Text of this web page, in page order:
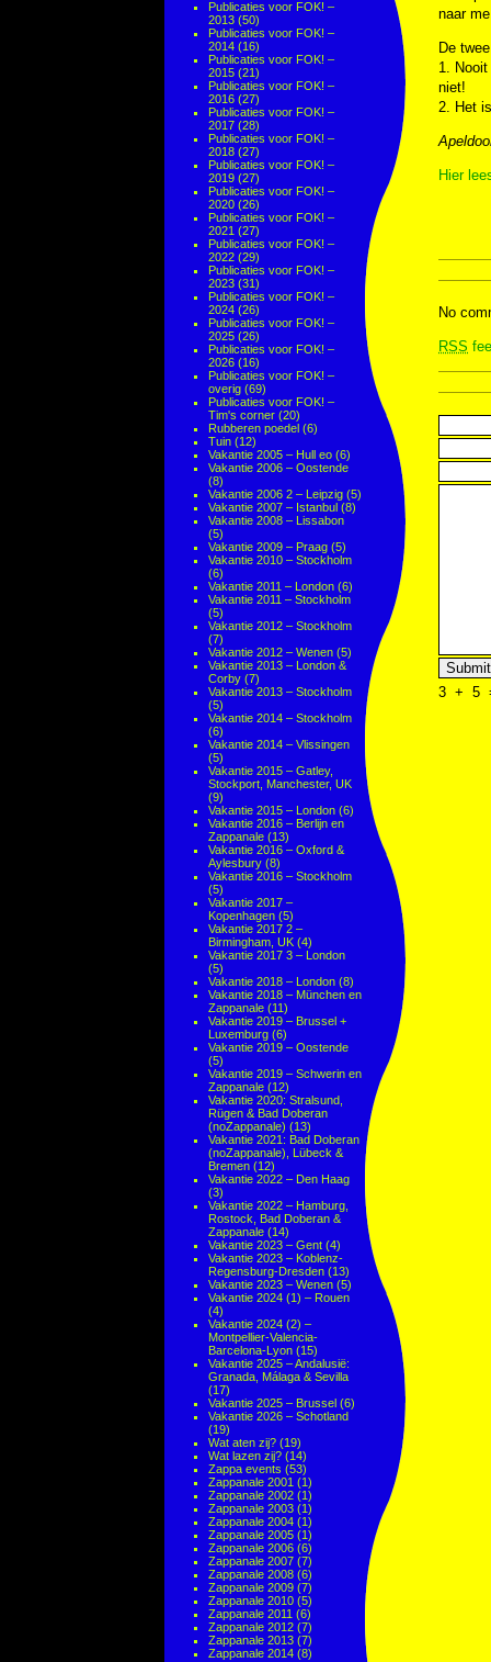
Publicaties voor FOK! –
2013 (50)
Publicaties voor FOK! –
2014 (16)
Publicaties voor FOK! –
2015 (21)
Publicaties voor FOK! –
2016 (27)
Publicaties voor FOK! –
2017 (28)
Publicaties voor FOK! –
2018 (27)
Publicaties voor FOK! –
2019 (27)
Publicaties voor FOK! –
2020 (26)
Publicaties voor FOK! –
2021 (27)
Publicaties voor FOK! –
2022 (29)
Publicaties voor FOK! –
2023 (31)
Publicaties voor FOK! –
2024 (26)
Publicaties voor FOK! –
2025 (26)
Publicaties voor FOK! –
2026 (16)
Publicaties voor FOK! –
overig (69)
Publicaties voor FOK! –
Tim's corner (20)
Rubberen poedel (6)
Tuin (12)
Vakantie 2005 – Hull eo (6)
Vakantie 2006 – Oostende
(8)
Vakantie 2006 2 – Leipzig (5)
Vakantie 2007 – Istanbul (8)
Vakantie 2008 – Lissabon
(5)
Vakantie 2009 – Praag (5)
Vakantie 2010 – Stockholm
(6)
Vakantie 2011 – London (6)
Vakantie 2011 – Stockholm
(5)
Vakantie 2012 – Stockholm
(7)
Vakantie 2012 – Wenen (5)
Vakantie 2013 – London &
Corby (7)
Vakantie 2013 – Stockholm
(5)
Vakantie 2014 – Stockholm
(6)
Vakantie 2014 – Vlissingen
(5)
Vakantie 2015 – Gatley,
Stockport, Manchester, UK
(9)
Vakantie 2015 – London (6)
Vakantie 2016 – Berlijn en
Zappanale (13)
Vakantie 2016 – Oxford &
Aylesbury (8)
Vakantie 2016 – Stockholm
(5)
Vakantie 2017 –
Kopenhagen (5)
Vakantie 2017 2 –
Birmingham, UK (4)
Vakantie 2017 3 – London
(5)
Vakantie 2018 – London (8)
Vakantie 2018 – München en
Zappanale (11)
Vakantie 2019 – Brussel +
Luxemburg (6)
Vakantie 2019 – Oostende
(5)
Vakantie 2019 – Schwerin en
Zappanale (12)
Vakantie 2020: Stralsund,
Rügen & Bad Doberan
(noZappanale) (13)
Vakantie 2021: Bad Doberan
(noZappanale), Lübeck &
Bremen (12)
Vakantie 2022 – Den Haag
(3)
Vakantie 2022 – Hamburg,
Rostock, Bad Doberan &
Zappanale (14)
Vakantie 2023 – Gent (4)
Vakantie 2023 – Koblenz-
Regensburg-Dresden (13)
Vakantie 2023 – Wenen (5)
Vakantie 2024 (1) – Rouen
(4)
Vakantie 2024 (2) –
Montpellier-Valencia-
Barcelona-Lyon (15)
Vakantie 2025 – Andalusië:
Granada, Málaga & Sevilla
(17)
Vakantie 2025 – Brussel (6)
Vakantie 2026 – Schotland
(19)
Wat aten zij? (19)
Wat lazen zij? (14)
Zappa events (53)
Zappanale 2001 (1)
Zappanale 2002 (1)
Zappanale 2003 (1)
Zappanale 2004 (1)
Zappanale 2005 (1)
Zappanale 2006 (6)
Zappanale 2007 (7)
Zappanale 2008 (6)
Zappanale 2009 (7)
Zappanale 2010 (5)
Zappanale 2011 (6)
Zappanale 2012 (7)
Zappanale 2013 (7)
Zappanale 2014 (8)
naar
De
1.
niet!
2. Het
Hier
No
RSS
3 + 5